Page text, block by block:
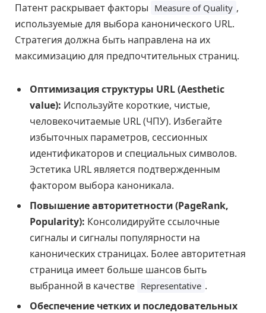
Патент раскрывает факторы Measure of Quality ,
используемые для выбора канонического URL.
Стратегия должна быть направлена на их
максимизацию для предпочтительных страниц.
Оптимизация структуры URL (Aesthetic
value): Используйте короткие, чистые,
человекочитаемые URL (ЧПУ). Избегайте
избыточных параметров, сессионных
идентификаторов и специальных символов.
Эстетика URL является подтвержденным
фактором выбора каноникала.
Повышение авторитетности (PageRank,
Popularity): Консолидируйте ссылочные
сигналы и сигналы популярности на
канонических страницах. Более авторитетная
страница имеет больше шансов быть
выбранной в качестве Representative .
Обеспечение четких и последовательных